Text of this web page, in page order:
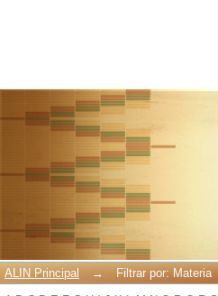
ALIN Principal →
Filtrar por: Materia